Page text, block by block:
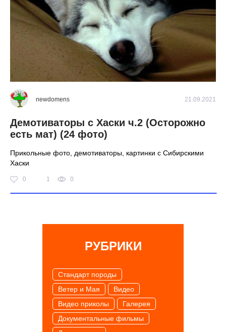
newdomens 21.09.2021
Демотиваторы с Хаски ч.2 (Осторожно
есть мат) (24 фото)
Прикольные фото, демотиваторы, картинки с Сибирскими
Хаски
0 1 0
РУБРИКИ
Cтандарт породы
Ветер и Мая
Видео
Видео приколы
Галерея
Документальные фильмы